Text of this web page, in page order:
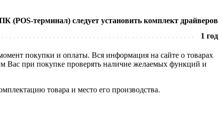
(POS-терминал) следует установить комплект драйверов
1 год
покупки и оплаты. Вся информация на сайте о товарах
Вас при покупке проверять наличие желаемых функций и
товара и место его производства.